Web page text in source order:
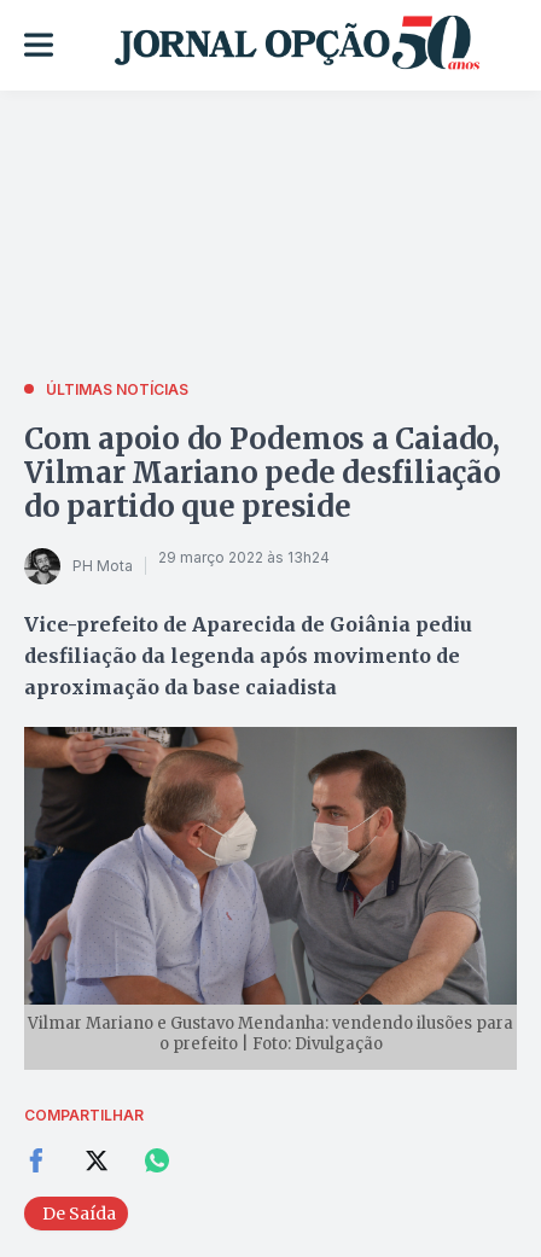
ÚLTIMAS NOTÍCIAS
Com apoio do Podemos a Caiado,
Vilmar Mariano pede desfiliação
do partido que preside
PH Mota 29 março 2022 às 13h24
Vice-prefeito de Aparecida de Goiânia pediu
desfiliação da legenda após movimento de
aproximação da base caiadista
Vilmar Mariano e Gustavo Mendanha: vendendo ilusões para
o prefeito | Foto: Divulgação
COMPARTILHAR
De Saída